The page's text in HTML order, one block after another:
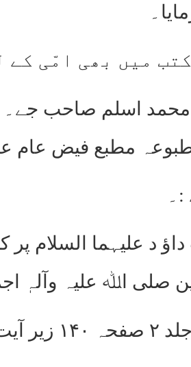
میں بھی امّی کے
علیہما السلام پر
صلی اﷲ علیہ وآلہٖ
)